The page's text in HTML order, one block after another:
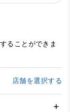
ることができま
店舗を選択する